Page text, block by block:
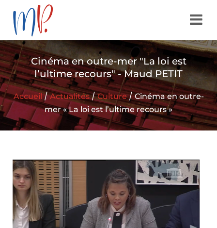
Cinéma en outre-mer "La loi est
l’ultime recours" - Maud PETIT
Accueil/Actualités/Culture/Cinéma en outre-
mer « La loi est l’ultime recours »